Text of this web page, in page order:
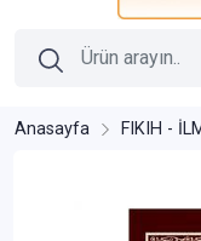
Anasayfa FIKIH -